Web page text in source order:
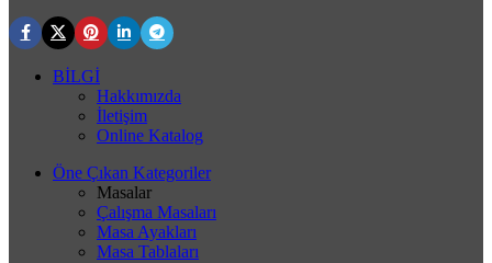
BİLGİ
Hakkımızda
İletişim
Online Katalog
Öne Çıkan Kategoriler
Masalar
Çalışma Masaları
Masa Ayakları
Masa Tablaları